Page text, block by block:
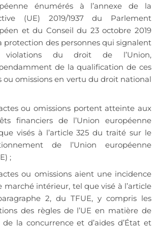
énumérés à l’annexe de la
(UE) 2019/1937 du Parlement
et du Conseil du 23 octobre 2019
protection des personnes qui signalent
violations du droit de l’Union,
de la qualification de ces
ou omissions en vertu du droit national
ou omissions portent atteinte aux
financiers de l’Union européenne
visés à l’article 325 du traité sur le
de l’Union européenne
;
ou omissions aient une incidence
marché intérieur, tel que visé à l’article
2, du TFUE, y compris les
des règles de l’UE en matière de
la concurrence et d’aides d’État et